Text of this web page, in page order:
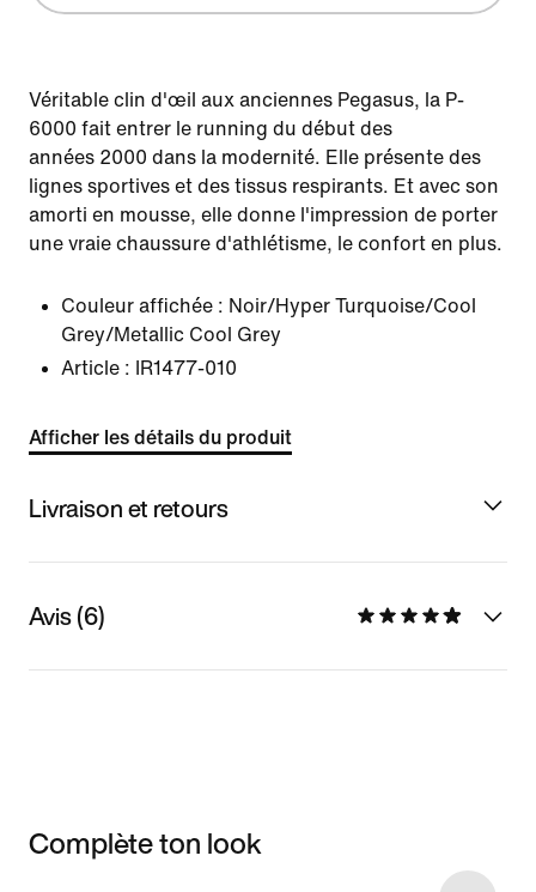
Véritable clin d'œil aux anciennes Pegasus, la P-
6000 fait entrer le running du début des
années 2000 dans la modernité. Elle présente des
lignes sportives et des tissus respirants. Et avec son
amorti en mousse, elle donne l'impression de porter
une vraie chaussure d'athlétisme, le confort en plus.
Couleur affichée : Noir/Hyper Turquoise/Cool
Grey/Metallic Cool Grey
Article :
IR1477-010
Afficher les détails du produit
Livraison et retours
Avis (6)
Complète ton look